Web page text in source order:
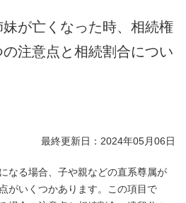
妹が亡くなった時、相続権
注意点と相続割合につい
最終更新日：2024年05月06日
なる場合、子や親などの直系尊属が
がいくつかあります。この項目で